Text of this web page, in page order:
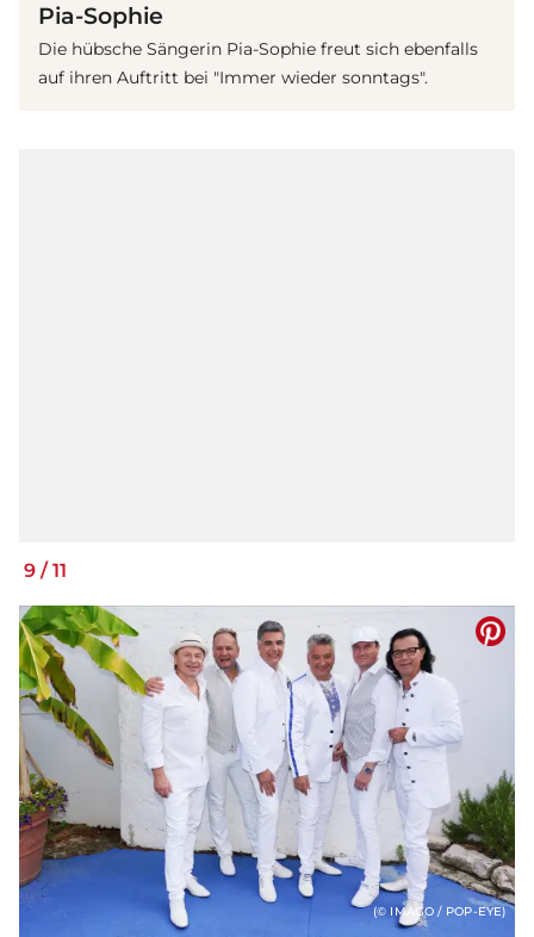
Pia-Sophie
Die hübsche Sängerin Pia-Sophie freut sich ebenfalls
auf ihren Auftritt bei "Immer wieder sonntags".
9 /11
(© IMAGO / POP-EYE)